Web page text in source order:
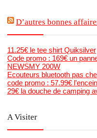
D’autres bonnes
11.25€ le tee shirt Quiksilver
Code promo : 169€ un
NEWSMY 200W
Ecouteurs bluetooth pas
code promo : 57.99€
29€ la douche de camping
A Visiter